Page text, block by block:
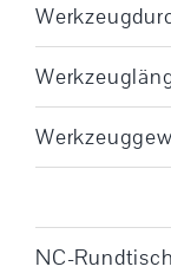
NC-Rundtisch